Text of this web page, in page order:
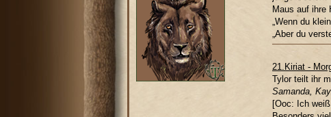
Maus auf ihre
„Wenn du
„Aber du
21.Kiriat -
Tylor teilt ihr
Samanda,
[Ooc: Ich